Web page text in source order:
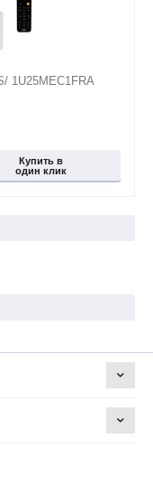
1U25MEC1FRA
Купить в
один клик